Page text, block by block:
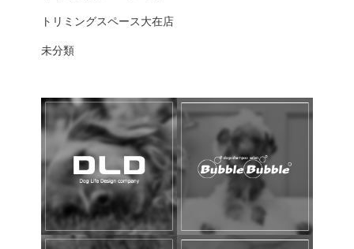
トリミングスペース大在店
未分類